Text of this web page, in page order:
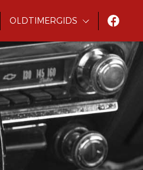
OLDTIMERGIDS